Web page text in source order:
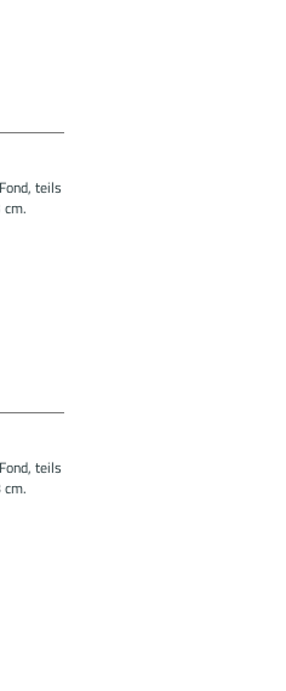
teils
teils